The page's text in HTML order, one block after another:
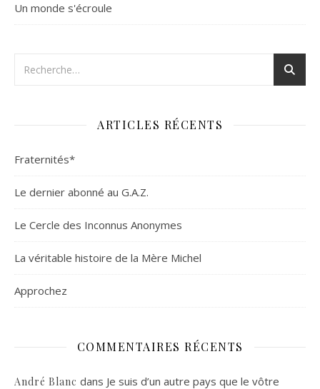
Un monde s'écroule
ARTICLES RÉCENTS
Fraternités*
Le dernier abonné au G.A.Z.
Le Cercle des Inconnus Anonymes
La véritable histoire de la Mère Michel
Approchez
COMMENTAIRES RÉCENTS
André Blanc dans Je suis d’un autre pays que le vôtre